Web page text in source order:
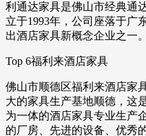
利通达家具是佛山市经典通
立于1993年，公司座落于广
出酒店家具新概念企业之一。
Top 6福利来酒店家具
佛山市顺德区福利来酒店家
大的家具生产基地顺德，这
为一体的酒店家具专业生产
的厂房、先进的设备、优秀